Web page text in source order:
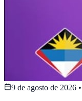
9 de agosto de 2026 •